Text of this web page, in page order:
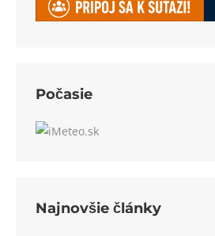
Počasie
Najnovšie články